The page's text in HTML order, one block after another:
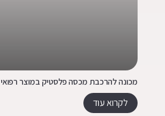
מכונה להרכבת מכסה פלסטיק במוצר רפואי
לקרוא עוד